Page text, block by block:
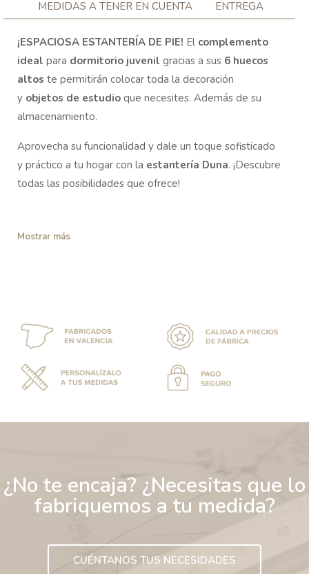
MEDIDAS A TENER EN CUENTA
ENTREGA
¡ESPACIOSA ESTANTERÍA DE PIE! El complemento
ideal para dormitorio juvenil gracias a sus 6 huecos
altos te permitirán colocar toda la decoración
y objetos de estudio que necesites. Además de su
almacenamiento.
Aprovecha su funcionalidad y dale un toque sofisticado
y práctico a tu hogar con la estantería Duna. ¡Descubre
todas las posibilidades que ofrece!
Mostrar más
¿No te encaja? ¿Necesitas que lo
fabriquemos a tu medida?
CUÉNTANOS TUS NECESIDADES